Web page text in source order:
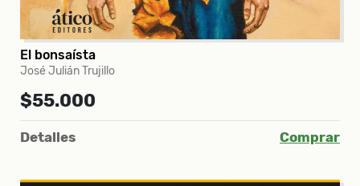
El bonsaísta
José Julián Trujillo
$55.000
Detalles Comprar